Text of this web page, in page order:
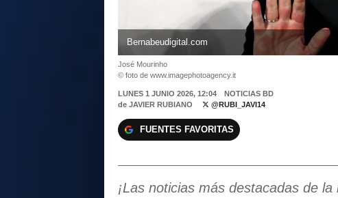
Bernabeudigital.com
José Mourinho
© foto de www.imagephotoagency.it
LUNES 1 JUNIO 2026, 12:04
NOTICIAS BD
de JAVIER RUBIANO @RUBI_JAVI14
FUENTES FAVORITAS
¡Las noticias más destacadas de